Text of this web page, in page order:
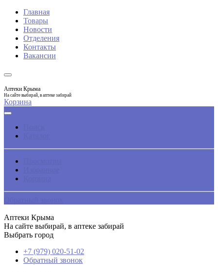
Главная
Товары
Новости
Отделения
Контакты
Вакансии
Аптеки Крыма
На сайте выбирай, в аптеке забирай
Корзина
Аптеки Крыма
На сайте выбирай, в аптеке забирай
Выбрать город
+7 (979) 020-51-02
Обратный звонок